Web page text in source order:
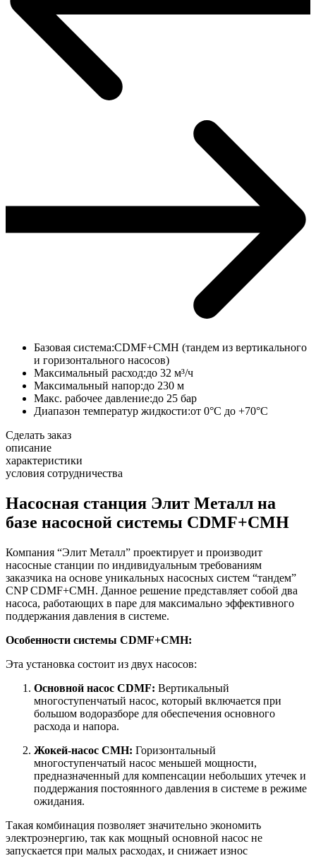
Базовая система:CDMF+CMH (тандем из вертикального
и горизонтального насосов)
Максимальный расход:до 32 м³/ч
Максимальный напор:до 230 м
Макс. рабочее давление:до 25 бар
Диапазон температур жидкости:от 0°С до +70°С
Сделать заказ
описание
характеристики
условия сотрудничества
Насосная станция Элит Металл на
базе насосной системы CDMF+CMH
Компания “Элит Металл” проектирует и производит
насосные станции по индивидуальным требованиям
заказчика на основе уникальных насосных систем “тандем”
CNP CDMF+CMH. Данное решение представляет собой два
насоса, работающих в паре для максимально эффективного
поддержания давления в системе.
Особенности системы CDMF+CMH:
Эта установка состоит из двух насосов:
Основной насос CDMF: Вертикальный
многоступенчатый насос, который включается при
большом водоразборе для обеспечения основного
расхода и напора.
Жокей-насос CMH: Горизонтальный
многоступенчатый насос меньшей мощности,
предназначенный для компенсации небольших утечек и
поддержания постоянного давления в системе в режиме
ожидания.
Такая комбинация позволяет значительно экономить
электроэнергию, так как мощный основной насос не
запускается при малых расходах, и снижает износ